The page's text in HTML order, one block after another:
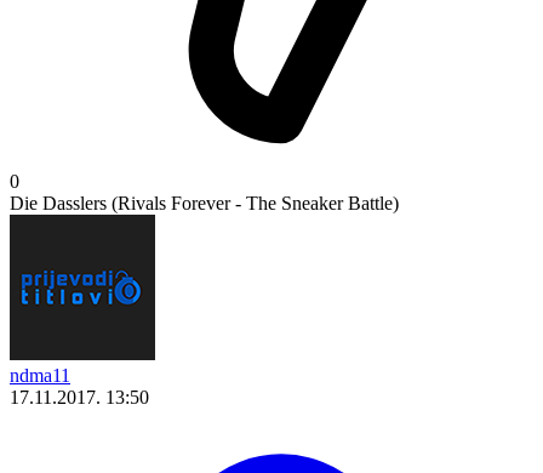
0
Die Dasslers (Rivals Forever - The Sneaker Battle)
ndma11
17.11.2017. 13:50